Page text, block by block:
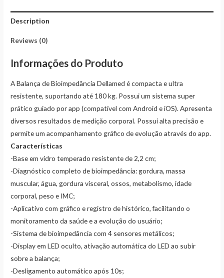
Description
Reviews (0)
Informações do Produto
A Balança de Bioimpedância Dellamed é compacta e ultra
resistente, suportando até 180 kg. Possui um sistema super
prático guiado por app (compatível com Android e iOS). Apresenta
diversos resultados de medição corporal. Possui alta precisão e
permite um acompanhamento gráfico de evolução através do app.
Características
-Base em vidro temperado resistente de 2,2 cm;
-Diagnóstico completo de bioimpedância: gordura, massa
muscular, água, gordura visceral, ossos, metabolismo, idade
corporal, peso e IMC;
-Aplicativo com gráfico e registro de histórico, facilitando o
monitoramento da saúde e a evolução do usuário;
-Sistema de bioimpedância com 4 sensores metálicos;
-Display em LED oculto, ativação automática do LED ao subir
sobre a balança;
-Desligamento automático após 10s;